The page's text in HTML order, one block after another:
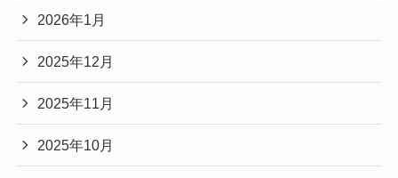
2026年1月
2025年12月
2025年11月
2025年10月